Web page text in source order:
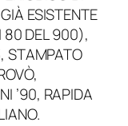
ESISTENTE
80 DEL 900),
STAMPATO
’90, RAPIDA